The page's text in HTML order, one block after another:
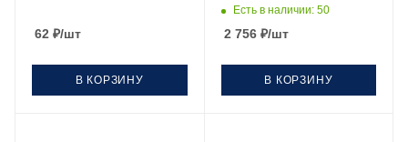
62 ₽/шт
В КОРЗИНУ
Есть в наличии: 50
2 756₽/шт
В КОРЗИНУ